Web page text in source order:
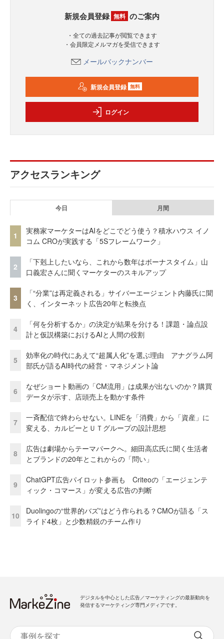
新規会員登録 無料 のご案内
・全ての過去記事が閲覧できます
・会員限定メルマガを受信できます
メールバックナンバー
新規会員登録 無料
ログイン
アクセスランキング
今日 月間
1
実務家マーケターはAIをどこでどう使う？積水ハウス イノ
コム CROが実践する「5Sフレームワーク」
2
「下剋上したいなら、これから数年はボーナスタイム」山
口義宏さんに聞くマーケターのスキルアップ
3
「“分業”は再定義される」サイバーエージェント内藤氏に聞
く、インターネット広告20年と転換点
4
「何を分析するか」の決定が結果を分ける！課題・論点設
計と仮説構築におけるAIと人間の役割
5
効率化の時代にあえて“超属人化”を選ぶ理由 アナグラム阿
部氏が語るAI時代の経営・マネジメント論
6
なぜショート動画の「CM流用」は成果が出ないのか？購買
データが示す、店頭売上を動かす条件
7
一斉配信で終わらせない。LINEを「消費」から「資産」に
変える、カルビーとＵＴグループの設計思想
8
広告は劇場からテーマパークへ。細田高広氏に聞く生活者
とブランドの20年とこれからの「問い」
9
ChatGPT広告パイロット参画も Criteoの「エージェンテ
ィック・コマース」が変える広告の判断
10
Duolingoの“世界的バズ”はどう作られる？CMOが語る「ス
ライド4枚」と少数精鋭のチーム作り
デジタルを中心とした広告／マーケティングの最新動向を
発信するマーケティング専門メディアです。